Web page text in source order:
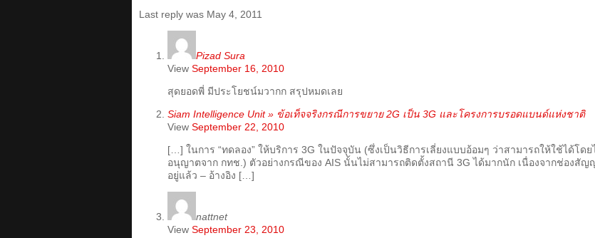
Last reply was May 4, 2011
Pizad Sura
View September 16, 2010
สุดยอดพี่ มีประโยชน์มวากก สรุปหมดเลย
Siam Intelligence Unit » ข้อเท็จจริงกรณีการขยาย 2G เป็น 3G และโครงการบรอดแบนด์แห่งชาติ
View September 22, 2010
[…] ในการ “ทดลอง” ให้บริการ 3G ในปัจจุบัน (ซึ่งเป็นวิธีการเลี่ยงแบบอ้อมๆ ว่าสามารถให้ใช้ได้โดย
อนุญาตจาก กทช.) ตัวอย่างกรณีของ AIS นั้นไม่สามารถติดตั้งสถานี 3G ได้มากนัก เนื่องจากช่องสั
อยู่แล้ว – อ้างอิง […]
nattnet
View September 23, 2010